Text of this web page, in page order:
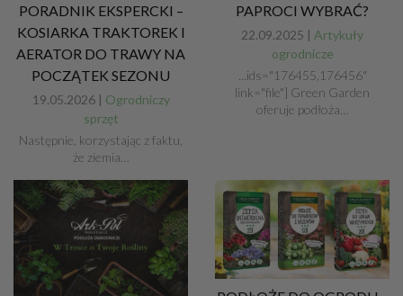
PORADNIK EKSPERCKI –
KOSIARKA TRAKTOREK I
AERATOR DO TRAWY NA
POCZĄTEK SEZONU
19.05.2026 | Ogrodniczy
sprzęt
Następnie, korzystając z faktu,
że ziemia…
PAPROCI WYBRAĆ?
22.09.2025 | Artykuły
ogrodnicze
...ids="176455,176456"
link="file"] Green Garden
oferuje podłoża…